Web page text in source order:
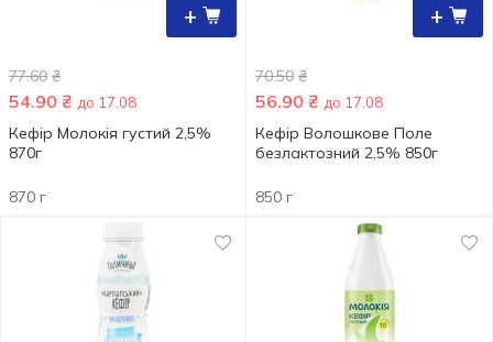
+
77.60 ₴
54.90 ₴ до 17.08
Кефір Молокія густий 2,5%
870г
870 г
+
70.50 ₴
56.90 ₴ до 17.08
Кефір Волошкове Поле
безлактозний 2,5% 850г
850 г